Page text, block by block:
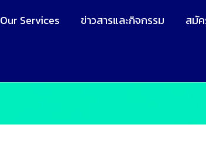
Our Services ข่าวสารและกิจกรรม สมั